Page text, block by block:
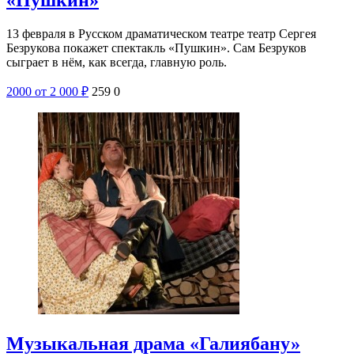
13 февраля в Русском драматическом театре театр Сергея
Безрукова покажет спектакль «Пушкин». Сам Безруков
сыграет в нём, как всегда, главную роль.
2000 от 2 000 ₽ 259 0
Музыкальная драма «Галиябану»